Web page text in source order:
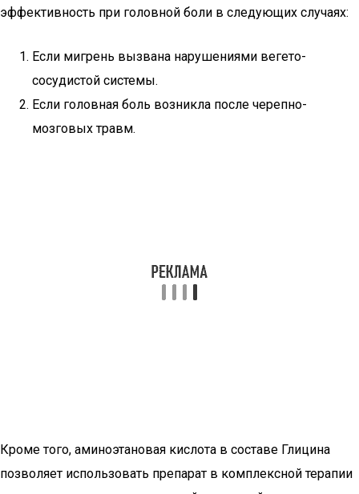
эффективность при головной боли в следующих случаях:
Если мигрень вызвана нарушениями вегето-
сосудистой системы.
Если головная боль возникла после черепно-
мозговых травм.
Кроме того, аминоэтановая кислота в составе Глицина
позволяет использовать препарат в комплексной терапии